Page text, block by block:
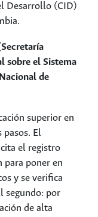
Desarrollo (CID)
sobre el Sistema
de
superior en
pasos. El
el registro
para poner en
y se verifica
segundo: por
de alta